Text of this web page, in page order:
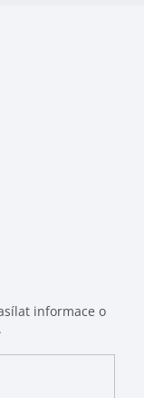
informace o